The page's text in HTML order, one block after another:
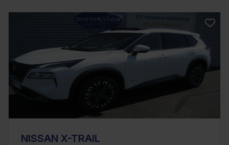
NISSAN X-TRAIL